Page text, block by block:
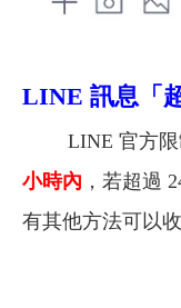
LINE 訊息「
LINE 官方限
小時內 ，若超過
有其他方法可以收